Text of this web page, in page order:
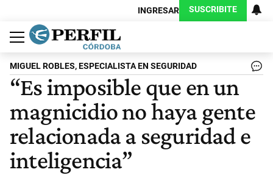
INGRESAR SUSCRIBITE
Política
Economía
Judiciales
Sociedad
Cultura
Espectáculos
Deportes
Protagonistas
MIGUEL ROBLES, ESPECIALISTA EN SEGURIDAD
“Es imposible que en un
magnicidio no haya gente
relacionada a seguridad e
inteligencia”